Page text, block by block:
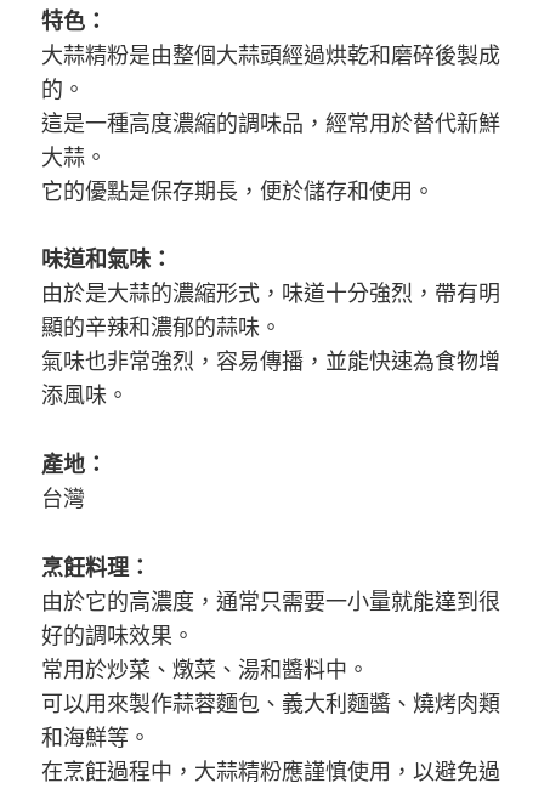
特色：
大蒜精粉是由整個大蒜頭經過烘乾和磨碎後製成
的。
這是一種高度濃縮的調味品，經常用於替代新鮮
大蒜。
它的優點是保存期長，便於儲存和使用。
味道和氣味：
由於是大蒜的濃縮形式，味道十分強烈，帶有明
顯的辛辣和濃郁的蒜味。
氣味也非常強烈，容易傳播，並能快速為食物增
添風味。
產地：
台灣
烹飪料理：
由於它的高濃度，通常只需要一小量就能達到很
好的調味效果。
常用於炒菜、燉菜、湯和醬料中。
可以用來製作蒜蓉麵包、義大利麵醬、燒烤肉類
和海鮮等。
在烹飪過程中，大蒜精粉應謹慎使用，以避免過